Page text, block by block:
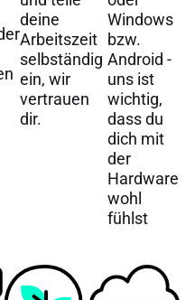
deine
Arbeitszeit
selbständig
ein, wir
vertrauen
dir.
Windows
bzw.
Android -
uns ist
wichtig,
dass du
dich mit
der
Hardware
wohl
fühlst